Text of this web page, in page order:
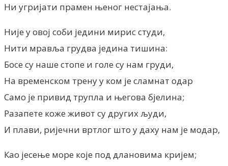
Ни угријати прамен њеног нестајања.
Није у овој соби једини мирис студи,
Нити мравља грудва једина тишина:
Босе су наше стопе и голе су нам груди,
На временском трену у ком је сламнат одар
Само је привид трупла и његова бјелина;
Разапете коже живот су других људи,
И плави, ријечни вртлог што у даху нам је модар,
Као јесење море које под длановима кријем;